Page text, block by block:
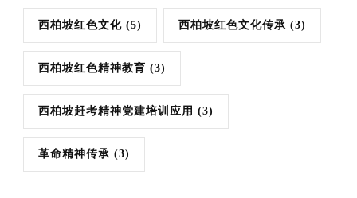
西柏坡红色文化 (5) 西柏坡红色文化传承 (3)
西柏坡红色精神教育 (3)
西柏坡赶考精神党建培训应用 (3)
革命精神传承 (3)